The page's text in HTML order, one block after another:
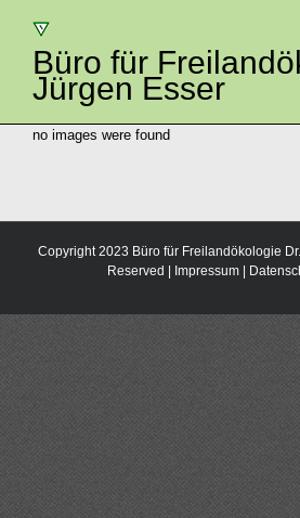
springenBüro für
Jürgen Esser
no images were found
Copyright 2023 Büro für Freilandökologie
Reserved |
Impressum|